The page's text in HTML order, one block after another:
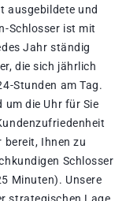
ausgebildete und
Schlosser ist mit
Jahr ständig
die sich jährlich
Stunden am Tag.
um die Uhr für Sie
bereit, Ihnen zu
Schlosser
Minuten). Unsere